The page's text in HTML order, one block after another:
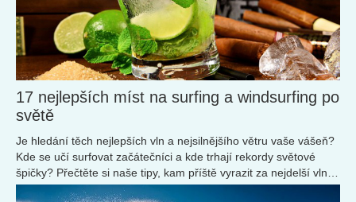
17 nejlepších míst na surfing a windsurfing po
světě
Je hledání těch nejlepších vln a nejsilnějšího větru vaše vášeň?
Kde se učí surfovat začátečníci a kde trhají rekordy světové
špičky? Přečtěte si naše tipy, kam příště vyrazit za nejdelší vlnou
a adrenalinem.